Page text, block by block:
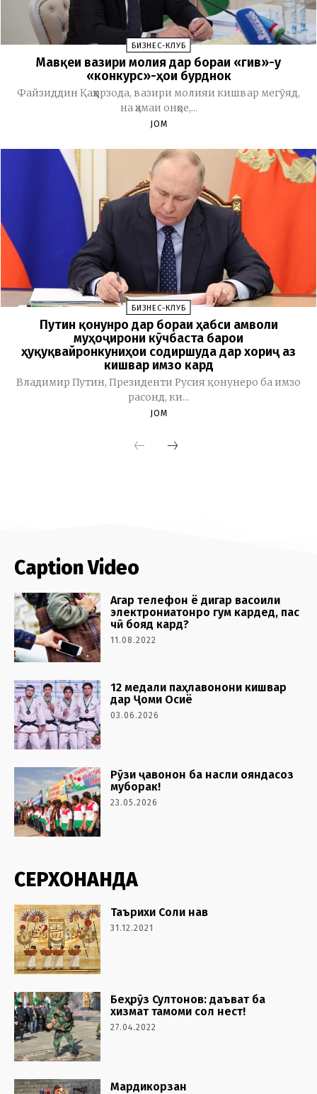
Caption Video
Агар телефон ё дигар васоили
электрониатонро гум кардед, пас
чӣ бояд кард?
11.08.2022
12 медали паҳлавонони кишвар
дар Ҷоми Осиё
03.06.2026
Рӯзи ҷавонон ба насли ояндасоз
муборак!
23.05.2026
СЕРХОНАНДА
Таърихи Соли нав
31.12.2021
Беҳрӯз Султонов: даъват ба
хизмат тамоми сол нест!
27.04.2022
Мардикорзан